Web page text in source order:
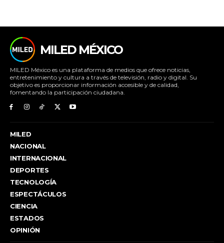
MILED MÉXICO
MILED México es una plataforma de medios que ofrece noticias,
entretenimiento y cultura a través de televisión, radio y digital. Su
objetivo es proporcionar información accesible y de calidad,
fomentando la participación ciudadana.
MILED
NACIONAL
INTERNACIONAL
DEPORTES
TECNOLOGÍA
ESPECTÁCULOS
CIENCIA
ESTADOS
OPINIÓN